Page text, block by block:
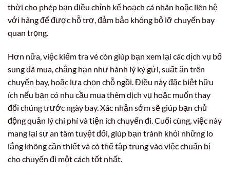
thời cho phép bạn điều chỉnh kế hoạch cá nhân hoặc liên hệ
với hãng để được hỗ trợ, đảm bảo không bỏ lỡ chuyến bay
quan trọng.
Hơn nữa, việc kiểm tra vé còn giúp bạn xem lại các dịch vụ bổ
sung đã mua, chẳng hạn như hành lý ký gửi, suất ăn trên
chuyến bay, hoặc lựa chọn chỗ ngồi. Điều này đặc biệt hữu
ích nếu bạn có nhu cầu mua thêm dịch vụ hoặc muốn thay
đổi chúng trước ngày bay. Xác nhận sớm sẽ giúp bạn chủ
động quản lý chi phí và tiện ích chuyến đi. Cuối cùng, việc này
mang lại sự an tâm tuyệt đối, giúp bạn tránh khỏi những lo
lắng không cần thiết và có thể tập trung vào việc chuẩn bị
cho chuyến đi một cách tốt nhất.